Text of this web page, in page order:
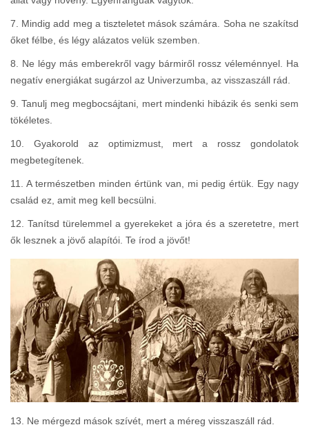
7. Mindig add meg a tiszteletet mások számára. Soha ne szakítsd
őket félbe, és légy alázatos velük szemben.
8. Ne légy más emberekről vagy bármiről rossz véleménnyel. Ha
negatív energiákat sugárzol az Univerzumba, az visszaszáll rád.
9. Tanulj meg megbocsájtani, mert mindenki hibázik és senki sem
tökéletes.
10. Gyakorold az optimizmust, mert a rossz gondolatok
megbetegítenek.
11. A természetben minden értünk van, mi pedig értük. Egy nagy
család ez, amit meg kell becsülni.
12. Tanítsd türelemmel a gyerekeket a jóra és a szeretetre, mert
ők lesznek a jövő alapítói. Te írod a jövőt!
13. Ne mérgezd mások szívét, mert a méreg visszaszáll rád.